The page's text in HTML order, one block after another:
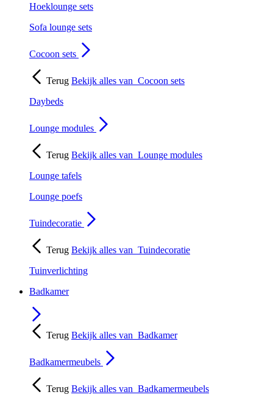
Hoeklounge sets
Sofa lounge sets
Cocoon sets
Terug Bekijk alles van Cocoon sets
Daybeds
Lounge modules
Terug Bekijk alles van Lounge modules
Lounge tafels
Lounge poefs
Tuindecoratie
Terug Bekijk alles van Tuindecoratie
Tuinverlichting
Badkamer
Terug Bekijk alles van Badkamer
Badkamermeubels
Terug Bekijk alles van Badkamermeubels